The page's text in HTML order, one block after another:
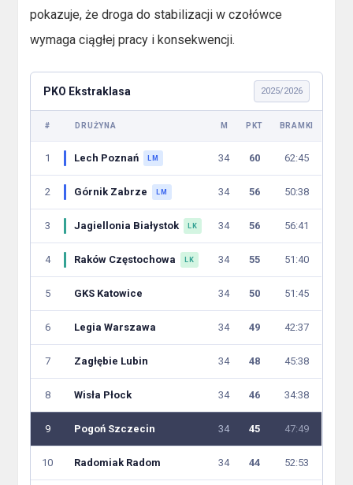
pokazuje, że droga do stabilizacji w czołówce
wymaga ciągłej pracy i konsekwencji.
PKO Ekstraklasa 2025/2026
# DRUŻYNA M PKT BRAMKI
1 Lech Poznań LM 34 60 62:45
2 Górnik Zabrze LM 34 56 50:38
3 Jagiellonia Białystok LK 34 56 56:41
4 Raków Częstochowa LK 34 55 51:40
5 GKS Katowice 34 50 51:45
6 Legia Warszawa 34 49 42:37
7 Zagłębie Lubin 34 48 45:38
8 Wisła Płock 34 46 34:38
9 Pogoń Szczecin 34 45 47:49
10 Radomiak Radom 34 44 52:53